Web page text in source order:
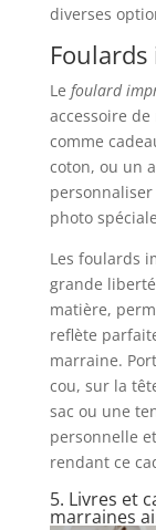
diverses
Le foulard
accessoire
comme
coton, ou un
photo
Les foulards
grande
matière,
reflète
marraine.
cou, sur la
sac ou une
personnelle
rendant ce
5. Livres et
marraines